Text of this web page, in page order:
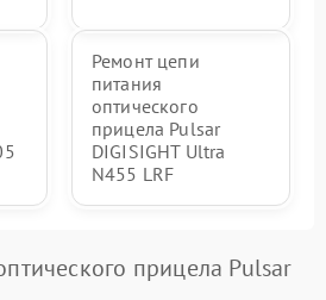
Ремонт цепи
питания
оптического
прицела Pulsar
DIGISIGHT Ultra
N455 LRF
прицела Pulsar